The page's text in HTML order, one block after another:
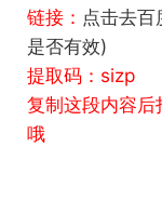
链接： 点击去
是否有效)
提取码：sizp
复制这段内容
哦